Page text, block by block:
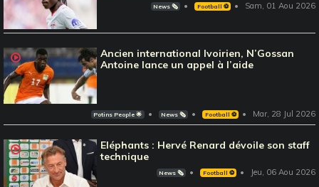
News 🗞️ Football ⚽️ Sam, 01 Aou 2026
Ancien international Ivoirien, N’Gossan
Antoine lance un appel à l’aide
Potins People 🌟 News 🗞️ Football ⚽️ Mar, 28 Jul 2026
Eléphants : Hervé Renard dévoile son staff
technique
News 🗞️ Football ⚽️ Jeu, 06 Aou 2026